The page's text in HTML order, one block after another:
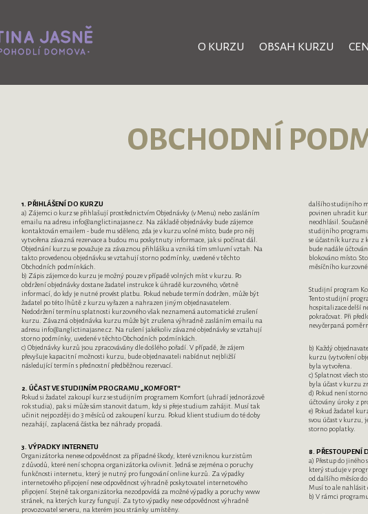
O KURZU OBSAH KURZU
OBCHODNÍ
1. PŘIHLÁŠENÍ DO KURZU
a) Zájemci o kurz se přihlašují prostřednictvím Objednávky (v Menu) nebo zasláním
emailu na adresu info@anglictinajasne.cz. Na základě objednávky bude zájemce
kontaktován emailem - bude mu sděleno, zda je v kurzu volné místo, bude pro něj
vytvořena závazná rezervace a budou mu poskytnuty informace, jak si počínat dál.
Objednání kurzu se považuje za závaznou přihlášku a vzniká tím smluvní vztah. Na
takto provedenou objednávku se vztahují storno podmínky, uvedené v těchto
Obchodních podmínkách.
b) Zápis zájemce do kurzu je možný pouze v případě volných míst v kurzu. Po
obdržení objednávky dostane žadatel instrukce k úhradě kurzovného, včetně
informací, do kdy je nutné provést platbu. Pokud nebude termín dodržen, může být
žadatel po této lhůtě z kurzu vyřazen a nahrazen jiným objednavatelem.
Nedodržení termínu splatnosti kurzovného však neznamená automatické zrušení
kurzu. Závazná objednávka kurzu může být zrušena výhradně zasláním emailu na
adresu info@anglictinajasne.cz. Na rušení jakékoliv závazné objednávky se vztahují
storno podmínky, uvedené v těchto Obchodních podmínkách.
c) Objednávky kurzů jsou zpracovávány dle došlého pořadí. V případě, že zájem
převyšuje kapacitní možnosti kurzu, bude objednavateli nabídnut nejbližší
následující termín s přednostní předběžnou rezervací.
2. ÚČAST VE STUDIJNÍM PROGRAMU „KOMFORT“
Pokud si žadatel zakoupí kurz se studijním programem Komfort (uhradí jednorázově
rok studia), pak si může sám stanovit datum, kdy si přeje studium zahájit. Musí tak
učinit nejpozději do 3 měsíců od zakoupení kurzu. Pokud klient studium do té doby
nezahájí, zaplacená částka bez náhrady propadá.
3. VÝPADKY INTERNETU
Organizátorka nenese odpovědnost za případné škody, které vzniknou kurzistům
z důvodů, které není schopna organizátorka ovlivnit. Jedná se zejména o poruchy
funkčnosti internetu, který je nutný pro fungování online kurzů. Za výpadky
internetového připojení nese odpovědnost výhradně poskytovatel internetového
připojení. Stejně tak organizátorka nezodpovídá za možné výpadky a poruchy www
stránek, na kterých kurzy fungují. Za tyto výpadky nese odpovědnost výhradně
provozovatel serveru, na kterém jsou stránky umístěny.
dalšího studijního
povinen uhradit
neodhlásil.
studijního
se účastník kurzu z
bude nadále
blokováno místo.
měsíčního
Studijní program
Tento studijní
hospitalizace delší
pokračovat. Při
nevyčerpaná
b) Každý
kurzu (vytvoření
byla vytvořena.
c) Splatnost všech
byla účast v kurzu
d) Pokud není
účtovány úroky z
e) Pokud žadatel
svou účast v kurzu,
storno poplatky.
8. PŘESTOUPENÍ
a) Přestup do
který studuje v
od dalšího měsíce
Musí to ale nahlásit
b) V rámci